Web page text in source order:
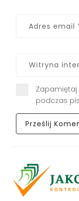
podczas